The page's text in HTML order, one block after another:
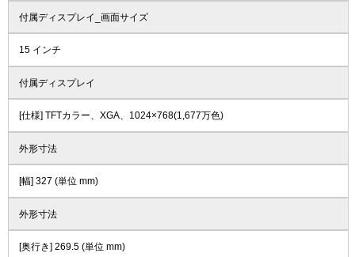
付属ディスプレイ_画面サイズ
15 インチ
付属ディスプレイ
[仕様] TFTカラー、XGA、1024×768(1,677万色)
外形寸法
[幅] 327 (単位 mm)
外形寸法
[奥行き] 269.5 (単位 mm)